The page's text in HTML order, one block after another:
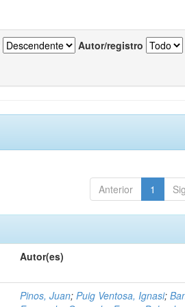
Autor/registro
Anterior 1
Autor(es)
Pinos, Juan;Puig Ventosa, Ignasi;